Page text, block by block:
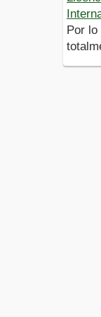
Por